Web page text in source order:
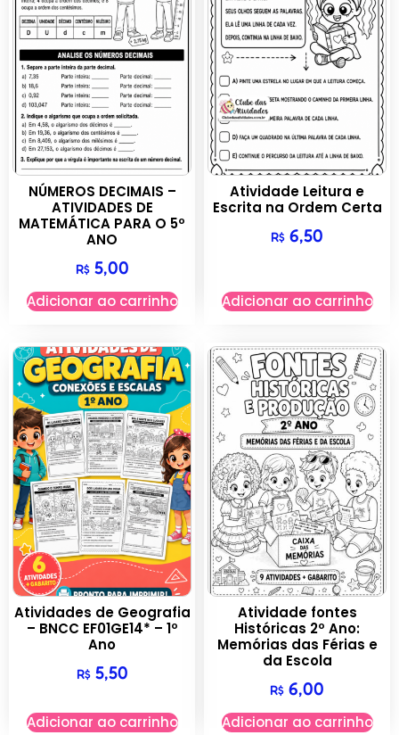
NÚMEROS DECIMAIS –
ATIVIDADES DE
MATEMÁTICA PARA O 5º
ANO
R$5,00
Adicionar ao carrinho
Atividade Leitura e
Escrita na Ordem Certa
R$ 6,50
Adicionar ao carrinho
Atividades de Geografia
– BNCC EF01GE14* – 1º
Ano
R$5,50
Adicionar ao carrinho
Atividade fontes
Históricas 2º Ano:
Memórias das Férias e
da Escola
R$ 6,00
Adicionar ao carrinho